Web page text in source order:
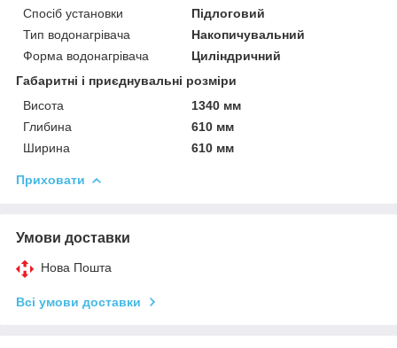
Спосіб установки
Підлоговий
Тип водонагрівача
Накопичувальний
Форма водонагрівача
Циліндричний
Габаритні і приєднувальні розміри
Висота
1340 мм
Глибина
610 мм
Ширина
610 мм
Приховати
Умови доставки
Нова Пошта
Всі умови доставки